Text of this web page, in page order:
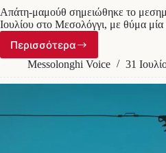
Απάτη-μαμούθ σημειώθηκε το
Ιουλίου στο Μεσολόγγι, με θύμα
Περισσότερα
Μεσολόγγι:
«Η
δορυφόρο
Messolonghi Voice 31